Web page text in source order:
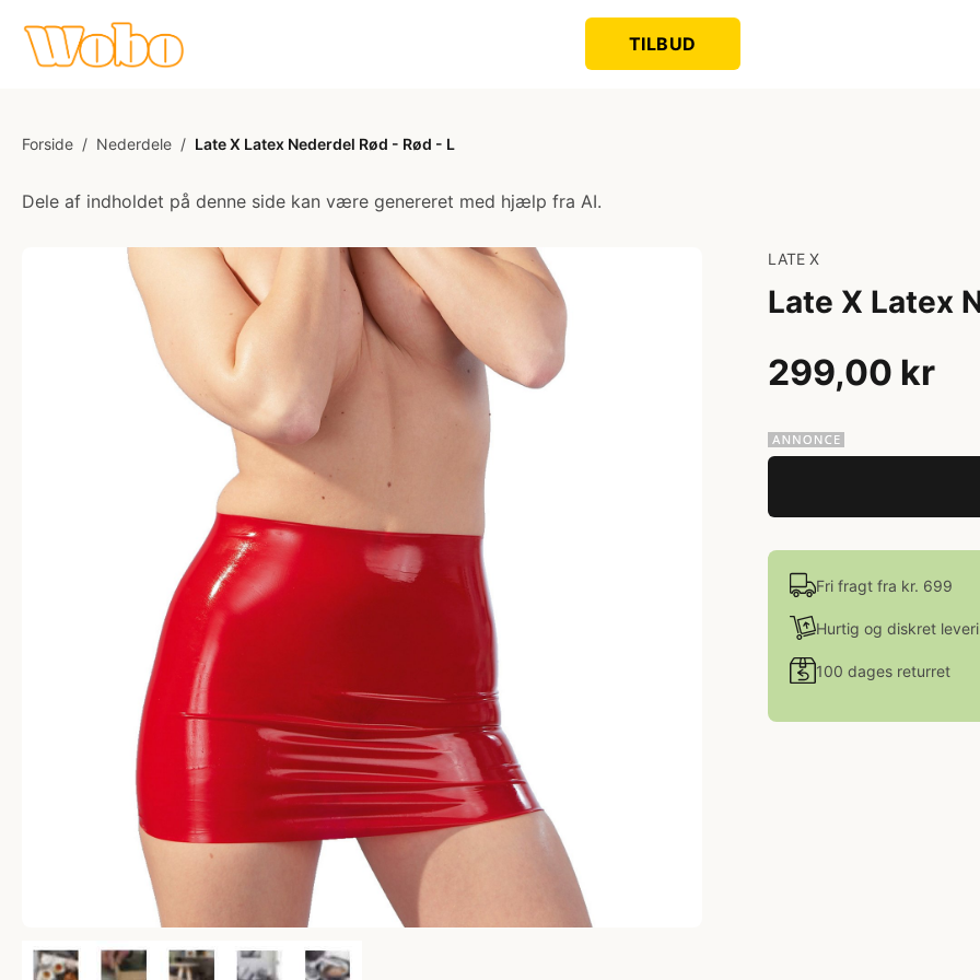
TILBUD
Forside / Nederdele / Late X Latex Nederdel Rød - Rød - L
Dele af indholdet på denne side kan være genereret med hjælp fra AI.
LATE X
Late X Latex
299,00 kr
Fri fragt fra kr. 699
Hurtig og diskret
100 dages returret